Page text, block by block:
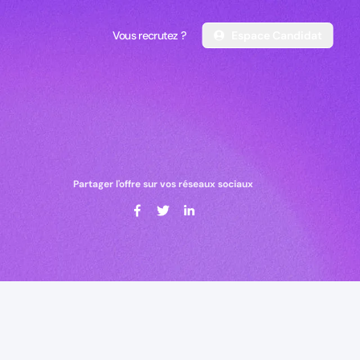
Vous recrutez ?
Vous recrutez ?
Partager l'offre sur vos réseaux sociaux